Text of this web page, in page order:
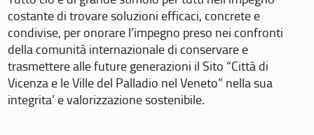
costante di trovare soluzioni efficaci, concrete e
condivise, per onorare l’impegno preso nei confronti
della comunità internazionale di conservare e
trasmettere alle future generazioni il Sito “Città di
Vicenza e le Ville del Palladio nel Veneto” nella sua
integrita’ e valorizzazione sostenibile.